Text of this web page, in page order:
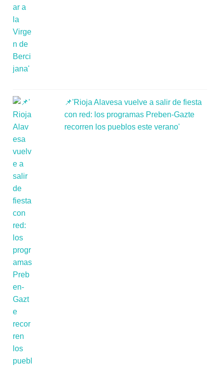
📌'Rioja Alavesa vuelve a salir de fiesta
con red: los programas Preben-Gazte
recorren los pueblos este verano'